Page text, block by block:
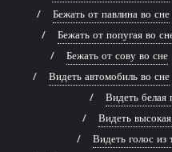
Бежать от павлина во сне
Бежать от попугая во
Бежать от сову во сне
Видеть автомобиль во сне
Видеть белая
Видеть
Видеть голос